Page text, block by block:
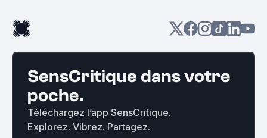
SensCritique dans votre
poche.
Téléchargez l’app SensCritique.
Explorez. Vibrez. Partagez.